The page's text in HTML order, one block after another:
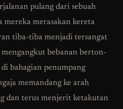
pulang dari sebuah
mereka merasakan kereta
tiba-tiba menjadi tersangat
mengangkut bebanan berton-
bahagian penumpang
memandang ke arah
dan terus menjerit ketakutan